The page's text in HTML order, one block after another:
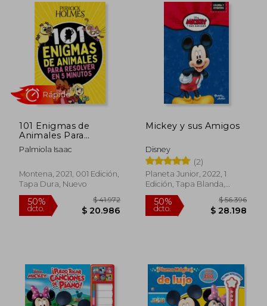
101 Enigmas de
Animales Para
Resolver en 5
Minutos
Palmiola Isaac
Montena, 2021, 001 Edición,
Tapa Dura, Nuevo
dcto. $ 20.986
Rápido
Mickey y sus Amigos
Disney
(2)
Planeta Junior, 2022, 1
Edición, Tapa Blanda,
Nuevo
dcto. $